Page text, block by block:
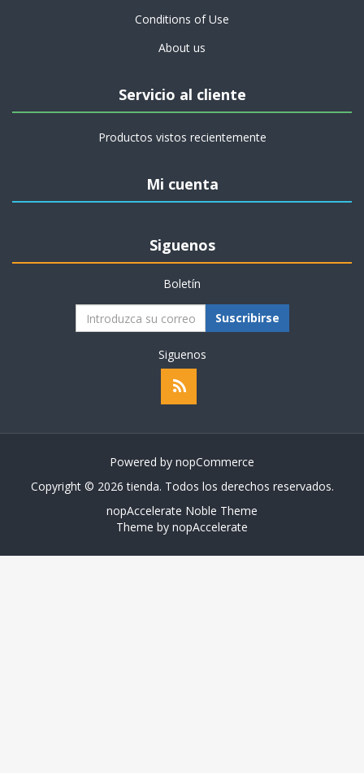
Conditions of Use
About us
Servicio al cliente
Productos vistos recientemente
Mi cuenta
Siguenos
Boletín
Suscribirse
Siguenos
Powered by nopCommerce
Copyright © 2026 tienda. Todos los derechos reservados.
nopAccelerate Noble Theme
Theme by nopAccelerate